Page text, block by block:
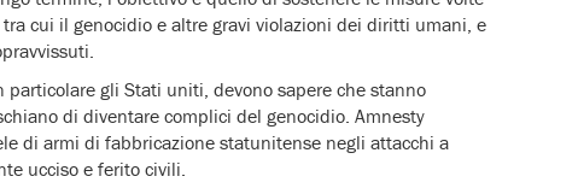
cui il genocidio e altre gravi violazioni dei diritti umani, e
gli Stati uniti, devono sapere che stanno
di diventare complici del genocidio. Amnesty
di armi di fabbricazione statunitense negli attacchi a
ucciso e ferito civili.